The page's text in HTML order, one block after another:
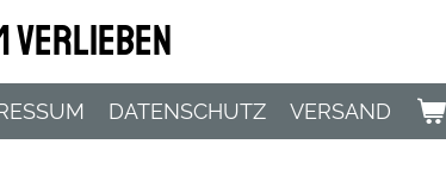
Verlieben
DATENSCHUTZ VERSAND